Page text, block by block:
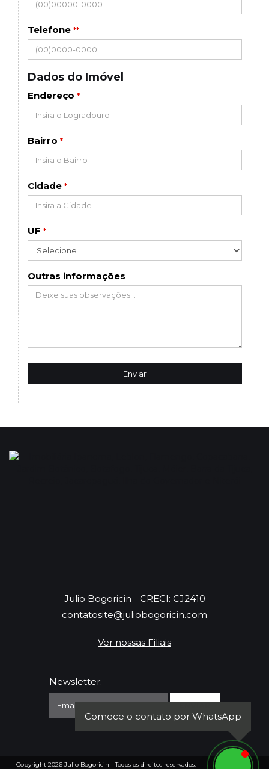
Telefone **
Dados do Imóvel
Endereço *
Bairro *
Cidade *
UF *
Outras informações
Enviar
Julio Bogoricin - CRECI: CJ2410
contatosite@juliobogoricin.com
Ver nossas Filiais
Newsletter:
Comece o contato por WhatsApp
Copyright 2026 Julio Bogoricin - Todos os direitos reservados.